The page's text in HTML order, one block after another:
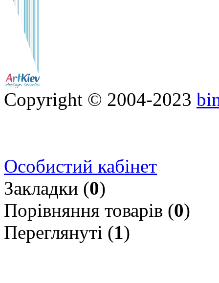
Copyright © 2004-2023
Особистий кабінет
Закладки (0)
Порівняння товарів (0)
Переглянуті (1)